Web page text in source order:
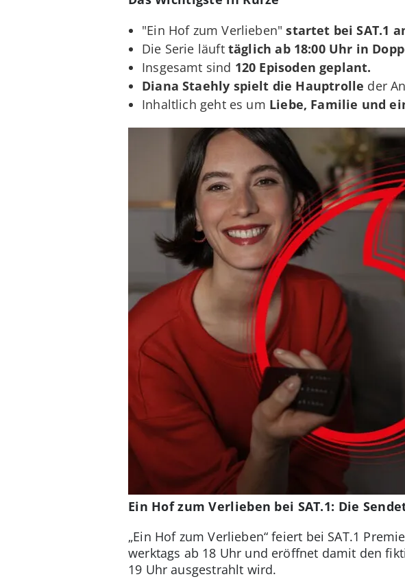
"Ein Hof zum Verlieben" startet bei SAT.1
Die Serie läuft täglich ab 18:00 Uhr in
Insgesamt sind 120 Episodengeplant.
Diana Staehly spielt die Hauptrolle der
Inhaltlich geht es um Liebe, Familie und
Ein Hof zum Verlieben bei SAT.1: Die
„Ein Hof zum Verlieben“ feiert bei SAT.1
werktags ab 18 Uhr und eröffnet damit den
19 Uhr ausgestrahlt wird.